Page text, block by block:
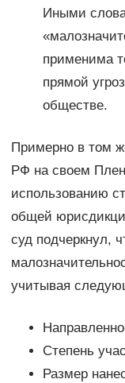
Иными
применима
прямой
обществе.
Примерно в том
РФ на своем
использованию
общей
суд подчеркнул,
учитывая
Степень
Размер